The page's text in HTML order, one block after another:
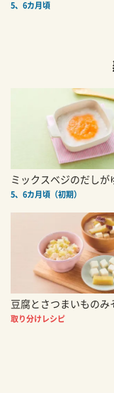
5、6カ月頃
ミックスベジのだしが
5、6カ月頃（初期）
豆腐とさつまいものみ
取り分けレシピ